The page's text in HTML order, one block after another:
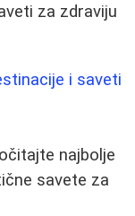
za zdraviju
i saveti
najbolje
savete za